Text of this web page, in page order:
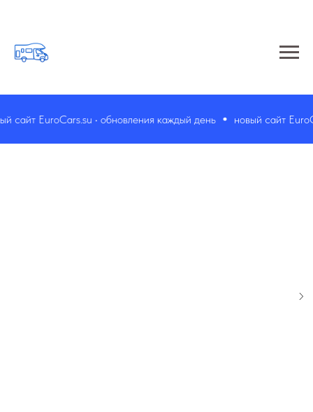
EuroCars.su • обновления каждый день новый сайт